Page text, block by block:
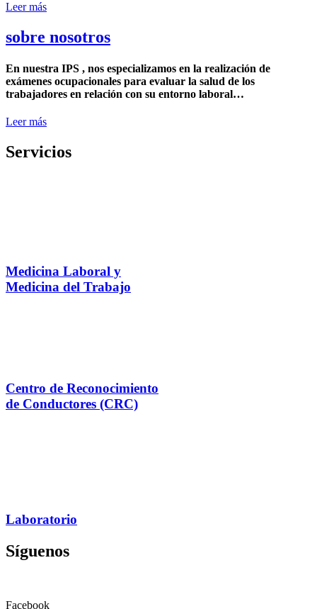
Leer más
sobre nosotros
En nuestra IPS , nos especializamos en la realización de
exámenes ocupacionales para evaluar la salud de los
trabajadores en relación con su entorno laboral…
Leer más
Servicios
Medicina Laboral y
Medicina del Trabajo
Centro de Reconocimiento
de Conductores (CRC)
Laboratorio
Síguenos
Facebook